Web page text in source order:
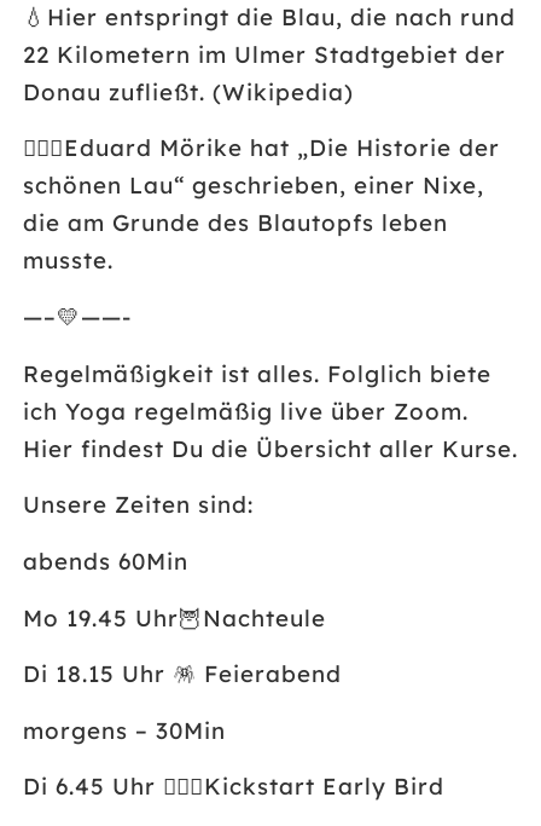
💧 Hier entspringt die Blau, die nach rund
22 Kilometern im Ulmer Stadtgebiet der
Donau zufließt. (Wikipedia)
🧜🏼‍♀️Eduard Mörike hat „Die Historie der
schönen Lau“ geschrieben, einer Nixe,
die am Grunde des Blautopfs leben
musste.
—–💛——-
Regelmäßigkeit ist alles. Folglich biete
ich Yoga regelmäßig live über Zoom.
Hier findest Du die Übersicht aller Kurse.
Unsere Zeiten sind:
abends 60Min
Mo 19.45 Uhr🦉Nachteule
Di 18.15 Uhr 🪅 Feierabend
morgens – 30Min
Di 6.45 Uhr 🤸🏼‍♀️Kickstart Early Bird